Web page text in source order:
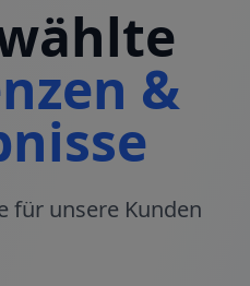
&
für unsere Kunden